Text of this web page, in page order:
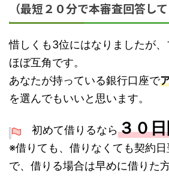
（最短２０分で本審査回答して
惜しくも3位にはなりましたが
ほぼ互角です。
あなたが持っている銀行口座で
を選んでもいいと思います。
初めて借りるなら３０
※借りても、借りなくても契約
で、借りる場合は早めに借りた